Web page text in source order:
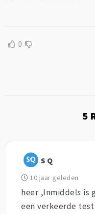
0
5
S Q
10 jaar geleden
heer ,Inmiddels is
een verkeerde